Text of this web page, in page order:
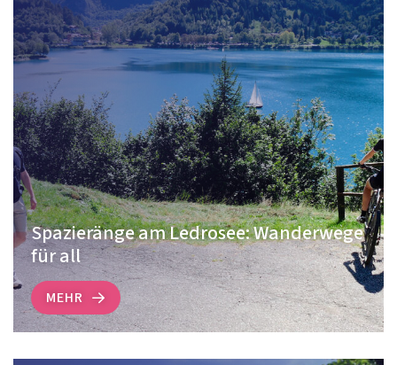
Spazieränge am Ledrosee: Wanderwege
für all
MEHR